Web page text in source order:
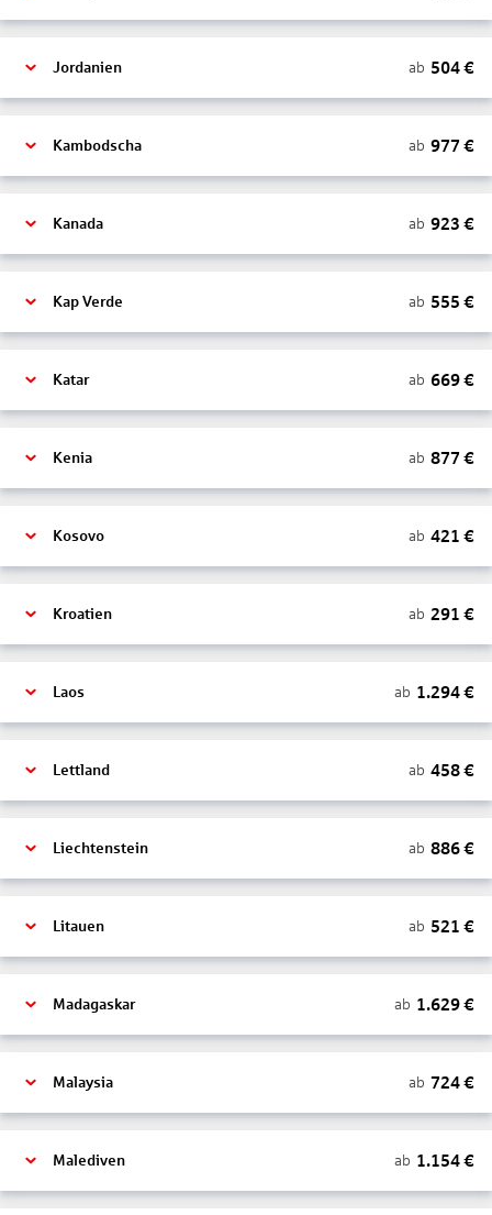
Jordanien ab 504€
Kambodscha ab 977 €
Kanada ab 923 €
Kap Verde ab 555 €
Katar ab 669€
Kenia ab 877 €
Kosovo ab 421 €
Kroatien ab 291 €
Laos ab 1.294€
Lettland ab 458€
Liechtenstein ab 886€
Litauen ab 521 €
Madagaskar ab 1.629€
Malaysia ab 724€
Malediven ab 1.154€